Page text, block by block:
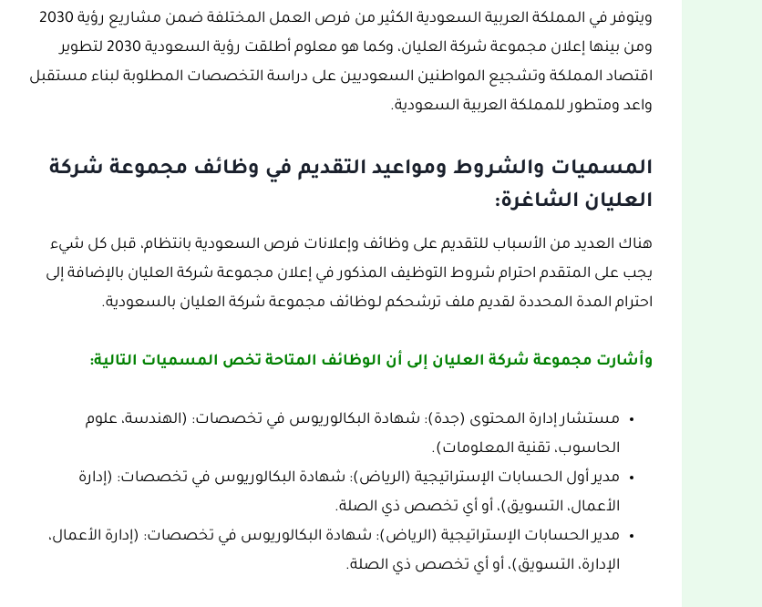
ويتوفر في المملكة العربية السعودية الكثير من فرص العمل المختلفة ضمن مشاريع رؤية 2030
ومن بينها إعلان مجموعة شركة العليان، وكما هو معلوم أطلقت رؤية السعودية 2030 لتطوير
اقتصاد المملكة وتشجيع المواطنين السعوديين على دراسة التخصصات المطلوبة لبناء مستقبل
واعد ومتطور للمملكة العربية السعودية.
المسميات والشروط ومواعيد التقديم في وظائف مجموعة شركة
العليان الشاغرة:
هناك العديد من الأسباب للتقديم على وظائف وإعلانات فرص السعودية بانتظام، قبل كل شيء
يجب على المتقدم احترام شروط التوظيف المذكور في إعلان مجموعة شركة العليان بالإضافة إلى
احترام المدة المحددة لقديم ملف ترشحكم لـوظائف مجموعة شركة العليان بالسعودية.
وأشارت مجموعة شركة العليان إلى أن الوظائف المتاحة تخص المسميات التالية:
مستشار إدارة المحتوى (جدة): شهادة البكالوريوس في تخصصات: (الهندسة، علوم
الحاسوب، تقنية المعلومات).
مدير أول الحسابات الإستراتيجية (الرياض): شهادة البكالوريوس في تخصصات: (إدارة
الأعمال، التسويق)، أو أي تخصص ذي الصلة.
مدير الحسابات الإستراتيجية (الرياض): شهادة البكالوريوس في تخصصات: (إدارة الأعمال،
الإدارة، التسويق)، أو أي تخصص ذي الصلة.